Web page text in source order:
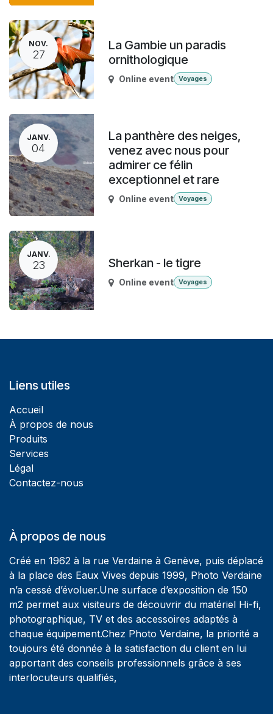
NOV.
27
La Gambie un paradis
ornithologique
Online event Voyages
JANV.
04
La panthère des neiges,
venez avec nous pour
admirer ce félin
exceptionnel et rare
Online event Voyages
JANV.
23 Sherkan - le tigre
Online event Voyages
Liens utiles
Accueil
À propos de nous
Produits
Services
Légal
Contactez-nous
À propos de nous
Créé en 1962 à la rue Verdaine à Genève, puis déplacé
à la place des Eaux Vives depuis 1999, Photo Verdaine
n’a cessé d’évoluer.Une surface d’exposition de 150
m2 permet aux visiteurs de découvrir du matériel Hi-fi,
photographique, TV et des accessoires adaptés à
chaque équipement.Chez Photo Verdaine, la priorité a
toujours été donnée à la satisfaction du client en lui
apportant des conseils professionnels grâce à ses
interlocuteurs qualifiés,